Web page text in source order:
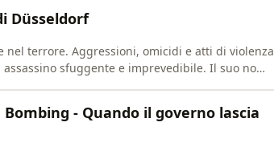
Düsseldorf
nel terrore. Aggressioni, omicidi e atti di violenza
sfuggente e imprevedibile. Il suo nome
- Quando il governo lascia